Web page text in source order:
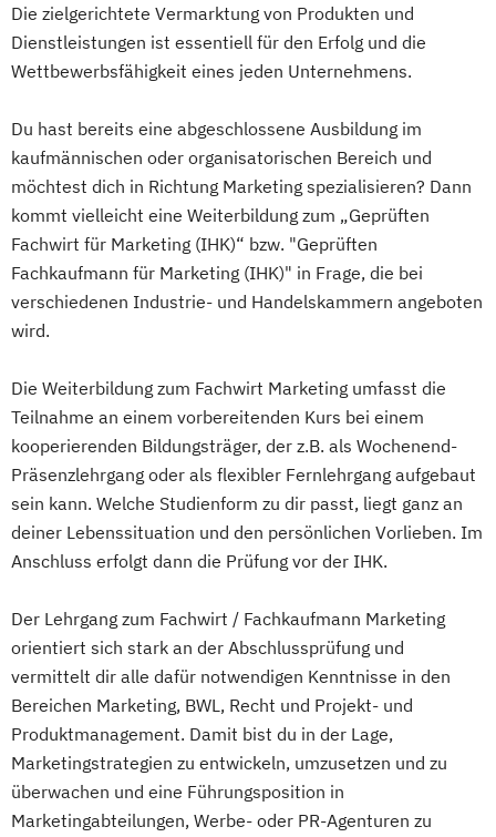
Die zielgerichtete Vermarktung von Produkten und
Dienstleistungen ist essentiell für den Erfolg und die
Wettbewerbsfähigkeit eines jeden Unternehmens.
Du hast bereits eine abgeschlossene Ausbildung im
kaufmännischen oder organisatorischen Bereich und
möchtest dich in Richtung Marketing spezialisieren? Dann
kommt vielleicht eine Weiterbildung zum „Geprüften
Fachwirt für Marketing (IHK)“ bzw. "Geprüften
Fachkaufmann für Marketing (IHK)" in Frage, die bei
verschiedenen Industrie- und Handelskammern angeboten
wird.
Die Weiterbildung zum Fachwirt Marketing umfasst die
Teilnahme an einem vorbereitenden Kurs bei einem
kooperierenden Bildungsträger, der z.B. als Wochenend-
Präsenzlehrgang oder als flexibler Fernlehrgang aufgebaut
sein kann. Welche Studienform zu dir passt, liegt ganz an
deiner Lebenssituation und den persönlichen Vorlieben. Im
Anschluss erfolgt dann die Prüfung vor der IHK.
Der Lehrgang zum Fachwirt / Fachkaufmann Marketing
orientiert sich stark an der Abschlussprüfung und
vermittelt dir alle dafür notwendigen Kenntnisse in den
Bereichen Marketing, BWL, Recht und Projekt- und
Produktmanagement. Damit bist du in der Lage,
Marketingstrategien zu entwickeln, umzusetzen und zu
überwachen und eine Führungsposition in
Marketingabteilungen, Werbe- oder PR-Agenturen zu